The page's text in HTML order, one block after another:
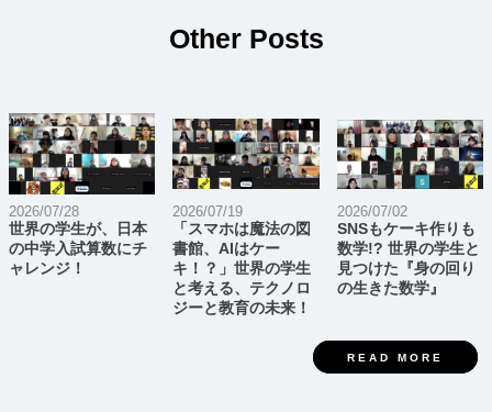
Other Posts
2026/07/28
世界の学生が、日本
の中学入試算数にチ
ャレンジ！
2026/07/19
「スマホは魔法の図
書館、AIはケー
キ！？」世界の学生
と考える、テクノロ
ジーと教育の未来！
2026/07/02
SNSもケーキ作りも
数学!? 世界の学生と
見つけた『身の回り
の生きた数学』
READ MORE